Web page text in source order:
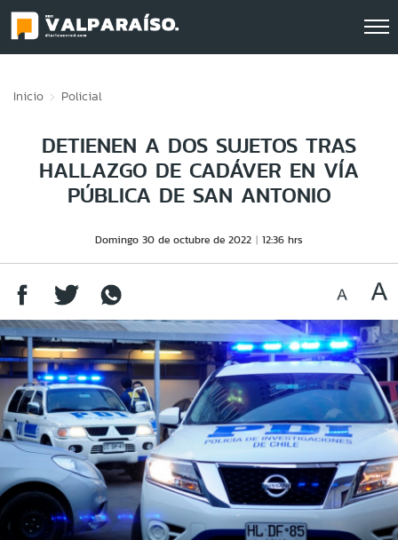
Inicio Policial
DETIENEN A DOS SUJETOS TRAS
HALLAZGO DE CADÁVER EN VÍA
PÚBLICA DE SAN ANTONIO
Domingo 30 de octubre de 2022 12:36 hrs